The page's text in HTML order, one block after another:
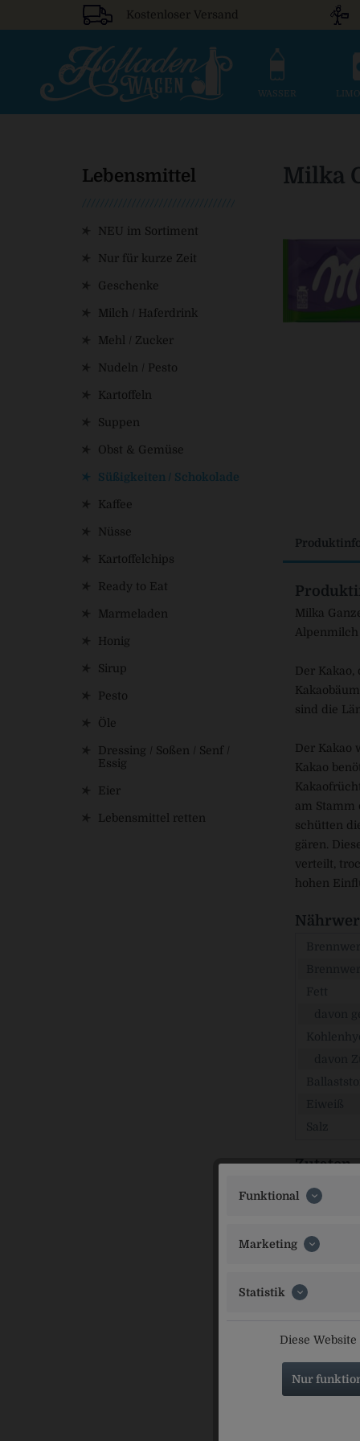
Kostenloser Versand
WASSER
Lebensmittel
NEU im Sortiment
Nur für kurze Zeit
Geschenke
Milch / Haferdrink
Mehl / Zucker
Nudeln / Pesto
Kartoffeln
Suppen
Obst & Gemüse
Süßigkeiten / Schokolade
Kaffee
Nüsse
Kartoffelchips
Ready to Eat
Marmeladen
Honig
Sirup
Pesto
Öle
Dressing / Soßen / Senf /
Essig
Eier
Lebensmittel retten
Milka
Milka
Der
sind die
Der Kakao
Kakao
am Stamm
schütten
gären.
verteilt,
hohen
Fett
Salz
Zutaten
Zucker,
Emulgator
Ähnliche
Funktional
Marketing
Statistik
Diese
Nur